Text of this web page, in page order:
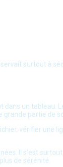
surtout à
un
grande partie de
vérifier
Il s’est
de sérénité.